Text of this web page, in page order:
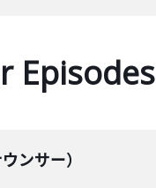
Episodes
ンサー）